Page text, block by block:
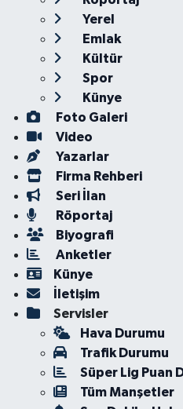
Yerel
Emlak
Kültür
Spor
Künye
Foto Galeri
Video
Yazarlar
Firma Rehberi
Seri İlan
Röportaj
Biyografi
Anketler
Künye
İletişim
Servisler
Hava Durumu
Trafik Durumu
Süper Lig Puan
Tüm Manşetler